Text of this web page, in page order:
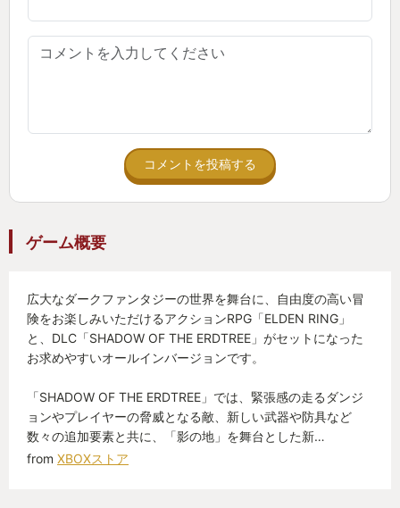
作品であることを。未だその世界から抜けることが
彼女はその世界を極めたいのではなく歩いていたい
だけ。アイテムも全部取ってないし、魔術も祈祷も
全部集めてない。素材を集めて製作物を作ることな
んてマジで全然やってなくてまだまだやれることが
あるのだ。
デスストの方が歩くことに関しては特化してるんじ
ゃ無いのか。
近づき、颯爽と討ち落とすあの快感。それに失敗す
ること8割強の爽快感。5%以下の勝率で得られる超
達成感。
コメントを投稿する
ゲーム概要
広大なダークファンタジーの世界を舞台に、自由度の高い冒
険をお楽しみいただけるアクションRPG「ELDEN RING」
と、DLC「SHADOW OF THE ERDTREE」がセットになった
お求めやすいオールインバージョンです。
「SHADOW OF THE ERDTREE」では、緊張感の走るダンジ
ョンやプレイヤーの脅威となる敵、新しい武器や防具など
数々の追加要素と共に、「影の地」を舞台とした新…
from XBOXストア